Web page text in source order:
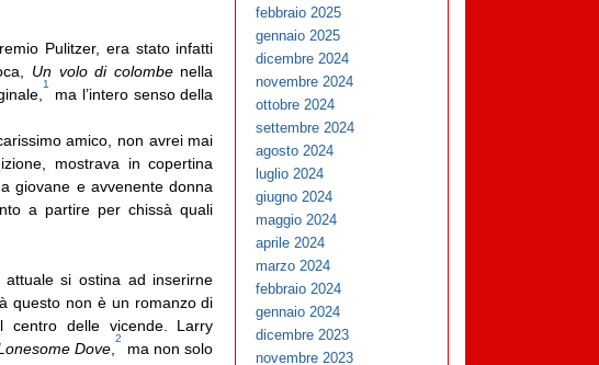
Pulitzer, era stato infatti
Un volo di colombenella
1
ma l’intero senso della
amico, non avrei mai
mostrava in copertina
giovane e avvenente donna
a partire per chissà quali
si ostina ad inserirne
questo non è un romanzo di
centro delle vicende. Larry
Dove
2
ma non solo
febbraio 2025
gennaio 2025
dicembre 2024
novembre 2024
ottobre 2024
settembre 2024
agosto 2024
luglio 2024
giugno 2024
maggio 2024
aprile 2024
marzo 2024
febbraio 2024
gennaio 2024
dicembre 2023
novembre 2023